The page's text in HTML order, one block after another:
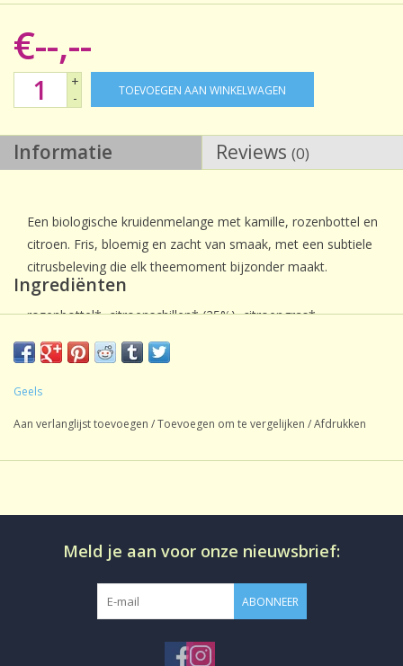
€--,--
+
-
TOEVOEGEN AAN WINKELWAGEN
Informatie Reviews (0)
Een biologische kruidenmelange met kamille, rozenbottel en
citroen. Fris, bloemig en zacht van smaak, met een subtiele
citrusbeleving die elk theemoment bijzonder maakt.
Ingrediënten
rozenbottel*, citroenschillen* (25%), citroengras*,
citroenaroma* en natuurlijke citroensmaakstof.
Geels
Aan verlanglijst toevoegen /Toevoegen om te vergelijken /Afdrukken
Meld je aan voor onze nieuwsbrief:
ABONNEER